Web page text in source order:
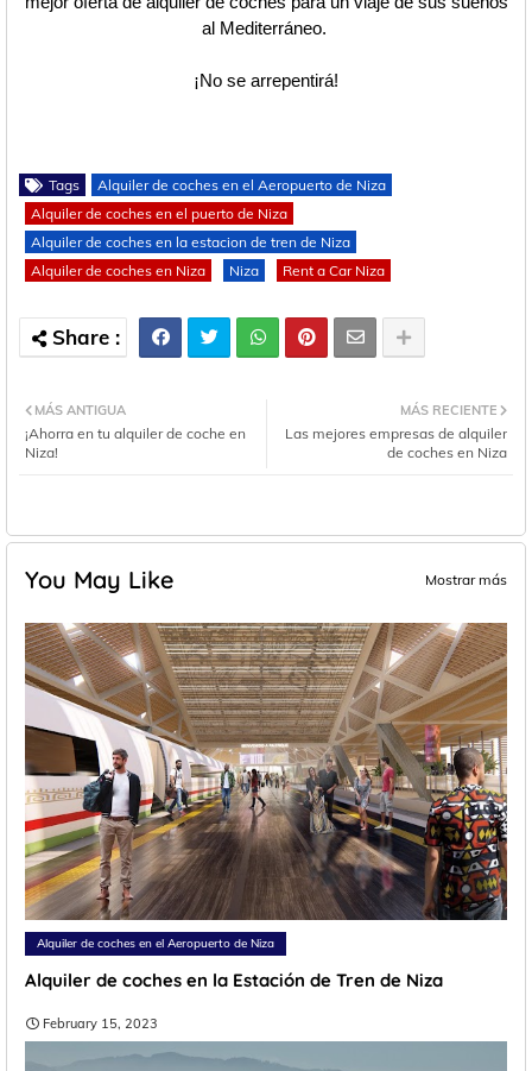
al Mediterráneo.
¡No se arrepentirá!
Tags
Alquiler de coches en el Aeropuerto de Niza
Alquiler de coches en el puerto de Niza
Alquiler de coches en la estacion de tren de Niza
Alquiler de coches en Niza
Niza Rent a Car Niza
MÁS RECIENTE
Las mejores empresas de alquiler
de coches en Niza
MÁS ANTIGUA
¡Ahorra en tu alquiler de coche en
Niza!
You May Like Mostrar más
Alquiler de coches en el Aeropuerto de Niza
Alquiler de coches en la Estación de Tren de Niza
February 15, 2023